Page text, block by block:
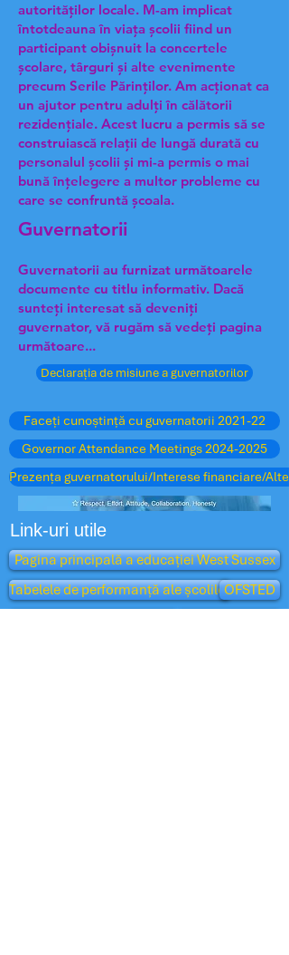
autorităților locale. M-am implicat
întotdeauna în viața școlii fiind un
participant obișnuit la concertele
școlare, târguri și alte evenimente
precum Serile Părinților. Am acționat ca
un ajutor pentru adulți în călătorii
rezidențiale. Acest lucru a permis să se
construiască relații de lungă durată cu
personalul școlii și mi-a permis o mai
bună înțelegere a multor probleme cu
care se confruntă școala.
Guvernatorii
Guvernatorii au furnizat următoarele
documente cu titlu informativ. Dacă
sunteți interesat să deveniți
guvernator, vă rugăm să vedeți pagina
următoare...
Declarația de misiune a guvernatorilor
Faceți cunoștință cu guvernatorii 2021-22
Governor Attendance Meetings 2024-2025
Prezența guvernatorului/Interese financiare/Alte
Link-uri utile
Pagina principală a educației West Sussex
Tabelele de performanță ale școlilorOFSTED